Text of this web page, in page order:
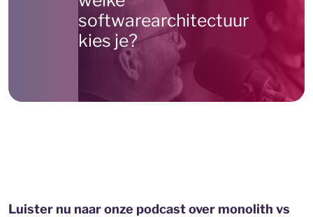
softwarearchitectuur
kies je?
Luister nu naar onze podcast over monolith vs